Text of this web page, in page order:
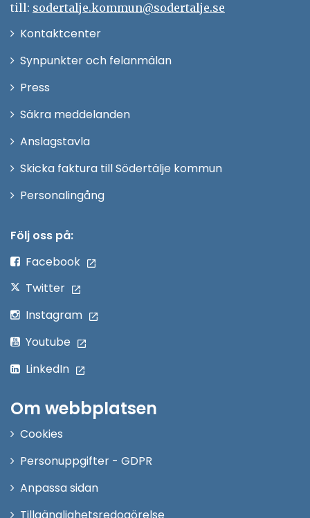
till: sodertalje.kommun@sodertalje.se
KontaktcenterÖppna
Synpunkter och felanmälan
Press
fönster
Säkra meddelanden
Anslagstavla
Skicka faktura till Södertälje kommun
PersonalingångÖppna
Följ oss på:
Facebook
Twitter
Instagram
Youtube
LinkedIn
Om webbplatsen
Cookies
Personuppgifter - GDPR
Anpassa sidan